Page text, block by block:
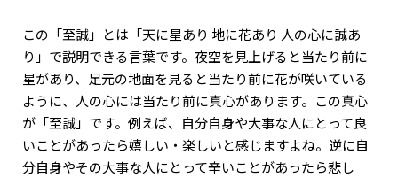
この「至誠」とは「天に星あり 地に花あり 人の心に誠あ
り」で説明できる言葉です。夜空を見上げると当たり前に
星があり、足元の地面を見ると当たり前に花が咲いている
ように、人の心には当たり前に真心があります。この真心
が「至誠」です。例えば、自分自身や大事な人にとって良
いことがあったら嬉しい・楽しいと感じますよね。逆に自
分自身やその大事な人にとって辛いことがあったら悲し